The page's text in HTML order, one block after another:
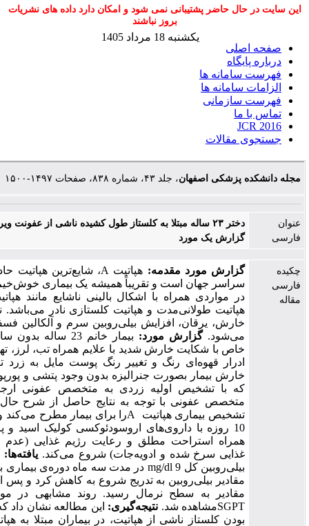
حاضر پشتیبانی نمی شود و امکان دارد داده های نشریات
ها
ها
مقالات
پزشکی اصفهان ، جلد ۴۳، شماره ۸۳۸، صفحات ۱۴۹۷-۱۵۰۰
دختر ۲۳ ساله مبتلا به کلستاز طول کشیده ناشی از عفونت ویروس هپاتیتA؛
گزارش یک مورد
گزارش مورد مقدمه:
هپاتیت A، شایع‌ترین هپاتیت حاد ویروسی در
سراسر جهان است و تقریباً همیشه یک بیماری خوش‌خیم می‌باشد اما
در مواردی همراه با اشکال بالینی ناشایع مانند هپاتیت عودکننده،
هپاتیت طولانی‌مدت و هپاتیت کلستازی نادر می‌باشد. نوع کلستاز با
خارش، یرقان، افزایش بیلی‌روبین سرم و آلکالین فسفاتاز مشخص
گزارش مورد:
بیمار خانم 23 ساله بدون سابقه‌ی بیماری
خاص با شکایت خارش شدید با علایم همراه تب، لرز، تهوع، استفراغ،
ادرار قهوه‌ای رنگ و تغییر رنگ پوست مایل به زرد تیره می‌باشد؛
خارش بیمار بصورت جنرالیزه بدون وجود پتشی و پورپورا بوده است
که با تشخیص اولیه زردی به متخصص عفونی ارجاع شده بود؛
متخصص عفونی با توجه به نتایج حاصل از شرح حال و پاراکلینیک
تشخیص بیماری هپاتیت Aرا برای بیمار مطرح می‌کند و دوره درمان
10 روزه با داروی‌های اروسودئوکسی کولیک اسید و پردنیزولون به
همراه استراحت مطلق و رعایت رژیم غذایی (عدم مصرف مواد
غذایی سرخ شده و ادویه‌جات) شروع می‌کند.یافته‌ها:حداکثر سطح
بیلی‌روبین کل mg/dl 9 در مدت سه ماه دوره‌ی بیماری بود، پس از آن
مقادیر بیلی‌روبین به تدریج شروع به کاهش کرد و پس از حدود 2 ماه
مقادیر به سطح نرمال رسید. روند مشابهی در مورد SGOT و
نتیجه‌گیری: این مطالعه نشان داد که با وجود نادر
بودن کلستاز ناشی از هپاتیت، در بیماران مبتلا به هپاتیت A باید به